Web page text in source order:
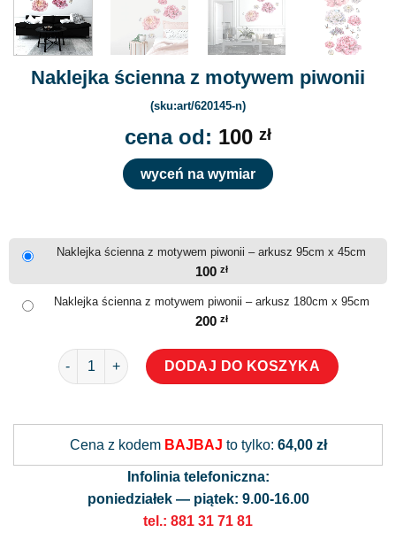
Naklejka ścienna z motywem piwonii
(sku:art/620145-n)
cena od: 100 zł
wyceń na wymiar
Naklejka ścienna z motywem piwonii – arkusz 95cm x 45cm
100 zł
Naklejka ścienna z motywem piwonii – arkusz 180cm x 95cm
200 zł
ilość Naklejka ścienna z motywem piwonii
DODAJ DO KOSZYKA
Cena z kodem BAJBAJ to tylko: 64,00 zł
Infolinia telefoniczna:
poniedziałek — piątek: 9.00-16.00
tel.: 881 31 71 81